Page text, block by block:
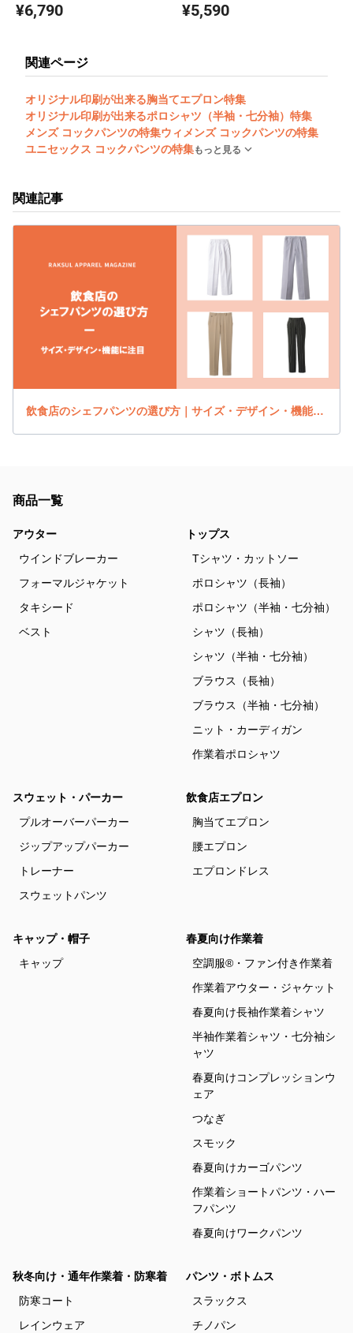
¥6,790 ¥5,590
関連ページ
オリジナル印刷が出来る胸当てエプロン特集
オリジナル印刷が出来るポロシャツ（半袖・七分袖）特集
メンズ コックパンツの特集ウィメンズ コックパンツの特集
ユニセックス コックパンツの特集もっと見る
関連記事
飲食店のシェフパンツの選び方｜サイズ・デザイン・機能に注目
商品一覧
アウター
ウインドブレーカー
フォーマルジャケット
タキシード
ベスト
トップス
Tシャツ・カットソー
ポロシャツ（長袖）
ポロシャツ（半袖・七分袖）
シャツ（長袖）
シャツ（半袖・七分袖）
ブラウス（長袖）
ブラウス（半袖・七分袖）
ニット・カーディガン
作業着ポロシャツ
スウェット・パーカー
プルオーバーパーカー
ジップアップパーカー
トレーナー
スウェットパンツ
飲食店エプロン
胸当てエプロン
腰エプロン
エプロンドレス
キャップ・帽子
キャップ
春夏向け作業着
空調服®・ファン付き作業着
作業着アウター・ジャケット
春夏向け長袖作業着シャツ
半袖作業着シャツ・七分袖シ
ャツ
春夏向けコンプレッションウ
ェア
つなぎ
スモック
春夏向けカーゴパンツ
作業着ショートパンツ・ハー
フパンツ
春夏向けワークパンツ
秋冬向け・通年作業着・防寒着
防寒コート
レインウェア
パンツ・ボトムス
スラックス
チノパン